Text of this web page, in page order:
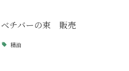
ベチバーの束 販売
精油